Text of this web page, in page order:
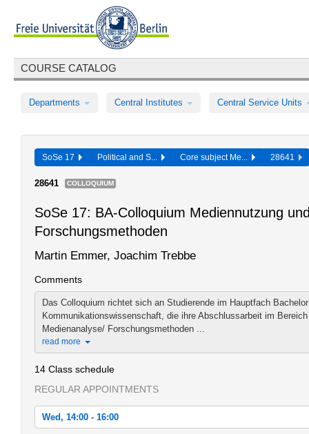
COURSE CATALOG
Departments Central Institutes Central Service Units
SoSe 17 Political and S... Core subject Me... 28641
28641 COLLOQUIUM
SoSe 17: BA-Colloquium Mediennutzung
Forschungsmethoden
Martin Emmer, Joachim Trebbe
Comments
Das Colloquium richtet sich an Studierende im Hauptfach
Kommunikationswissenschaft, die ihre Abschlussarbeit im
Medienanalyse/ Forschungsmethoden ...
read more
14 Class schedule
REGULAR APPOINTMENTS
Wed, 14:00 - 16:00